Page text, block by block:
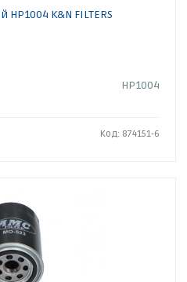
K&N FILTERS
HP1004
Код: 874151-6